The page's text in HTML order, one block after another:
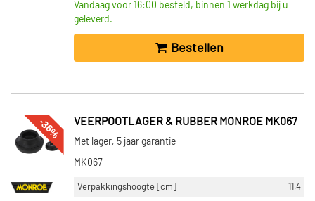
Vandaag voor 16:00 besteld, binnen 1 werkdag bij u
geleverd.
Bestellen
-36% VEERPOOTLAGER & RUBBER MONROE MK067
Met lager, 5 jaar garantie
MK067
Verpakkingshoogte [cm]
11,4